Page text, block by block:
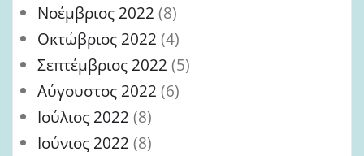
Νοέμβριος 2022 (8)
Οκτώβριος 2022 (4)
Σεπτέμβριος 2022 (5)
Αύγουστος 2022 (6)
Ιούλιος 2022 (8)
Ιούνιος 2022 (8)